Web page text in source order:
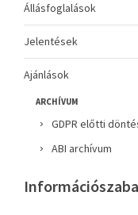
Állásfoglalások
Jelentések
Ajánlások
ARCHÍVUM
GDPR előtti
ABI archívum